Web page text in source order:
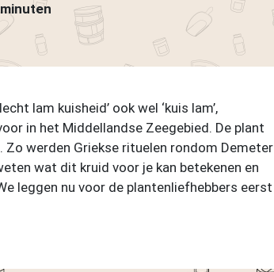
lam kuisheid’ ook wel ‘kuis lam’,
in het Middellandse Zeegebied. De plant
werden Griekse rituelen rondom Demeter
wat dit kruid voor je kan betekenen en
leggen nu voor de plantenliefhebbers eerst